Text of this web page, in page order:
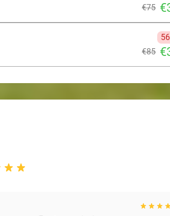
€75
€85